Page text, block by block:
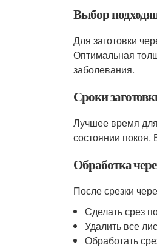
Выбор
Для заготовки
Оптимальная
заболевания.
Сроки
Лучшее время для
состоянии покоя.
Обработка
После срезки
Сделать срез
Удалить все
Обработать